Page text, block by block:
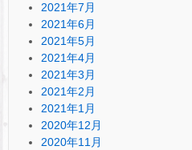
2021年7月
2021年6月
2021年5月
2021年4月
2021年3月
2021年2月
2021年1月
2020年12月
2020年11月